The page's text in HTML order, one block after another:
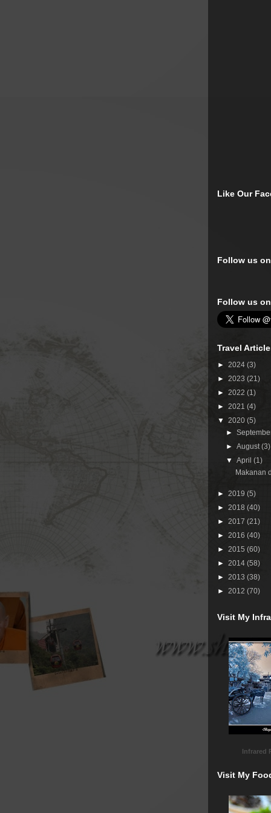
Like Our
Follow us
Follow us
Travel
► 2024 (3)
► 2023 (21)
► 2022 (1)
► 2021 (4)
▼ 2020 (5)
►
►August(3)
▼April(1)
Makanan
► 2019 (5)
► 2018 (40)
► 2017 (21)
► 2016 (40)
► 2015 (60)
► 2014 (58)
► 2013 (38)
► 2012 (70)
Visit My
Infrared
Visit My